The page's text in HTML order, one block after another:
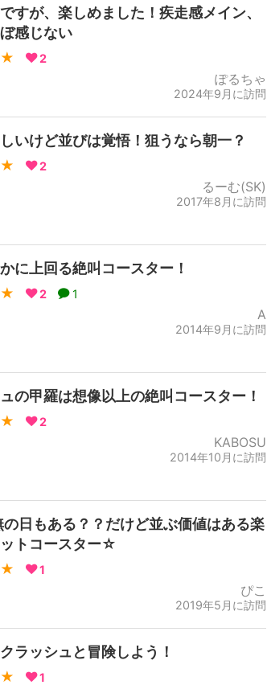
すが、楽しめました！疾走感メイン、
感じない
2
ぽるちゃ
2024年9月に訪問
いけど並びは覚悟！狙うなら朝一？
2
るーむ(SK)
2017年8月に訪問
に上回る絶叫コースター！
2 1
A
2014年9月に訪問
の甲羅は想像以上の絶叫コースター！
2
KABOSU
2014年10月に訪問
の日もある？？だけど並ぶ価値はある楽
ットコースター☆
1
ぴこ
2019年5月に訪問
ラッシュと冒険しよう！
1